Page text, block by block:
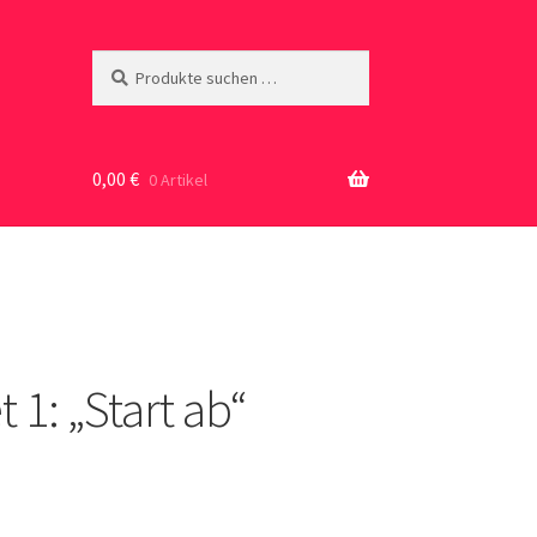
nach:
0,00 € 0 Artikel
„Start ab“